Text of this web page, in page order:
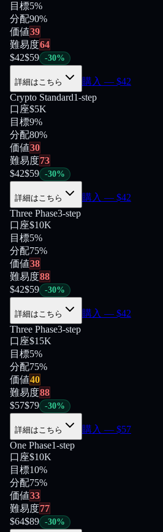
目標5%
分配90%
価値39
難易度64
$42$59 -30%
詳細はこちら 購入 — $42
Crypto Standard1-step
口座$5K
目標9%
分配80%
価値30
難易度73
$42$59 -30%
詳細はこちら 購入 — $42
Three Phase3-step
口座$10K
目標5%
分配75%
価値38
難易度88
$42$59 -30%
詳細はこちら 購入 — $42
Three Phase3-step
口座$15K
目標5%
分配75%
価値40
難易度88
$57$79 -30%
詳細はこちら 購入 — $57
One Phase1-step
口座$10K
目標10%
分配75%
価値33
難易度77
$64$89 -30%